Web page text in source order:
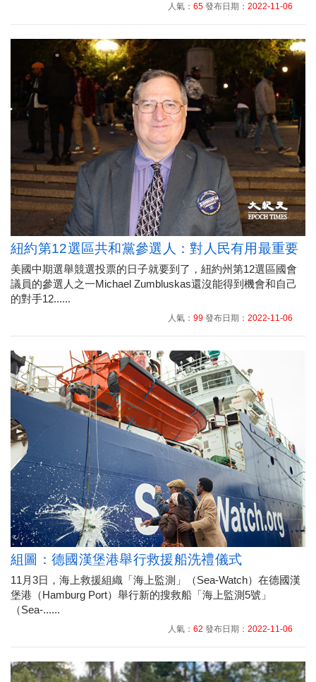
人氣： 65 發布日期： 2022-11-06
紐約第12選區共和黨參選人：對人民有用最重要
美國中期選舉競選投票的日子就要到了，紐約州第12選區國會
議員的參選人之一Michael Zumbluskas還沒能得到機會和自己
的對手12......
人氣： 99 發布日期： 2022-11-06
組圖：德國漢堡港舉行救援船洗禮儀式
11月3日，海上救援組織「海上監測」（Sea-Watch）在德國漢
堡港（Hamburg Port）舉行新的搜救船「海上監測5號」
（Sea-......
人氣： 62 發布日期： 2022-11-06